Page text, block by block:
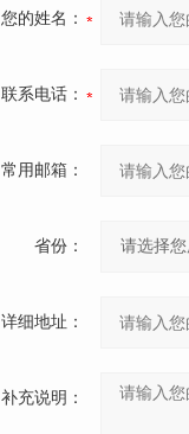
您的姓名：
联系电话：
常用邮箱：
省份：
详细地址：
补充说明：